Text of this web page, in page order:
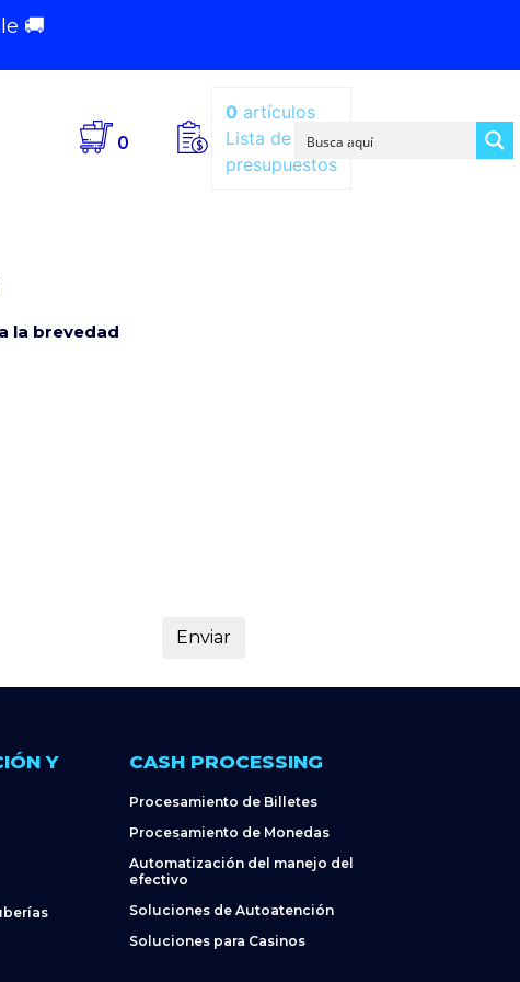
🚚
0
0 artículos
Lista de
presupuestos
la brevedad
Y
CASH PROCESSING
Procesamiento de Billetes
Procesamiento de Monedas
Automatización del manejo del
efectivo
Soluciones de Autoatención
Soluciones para Casinos